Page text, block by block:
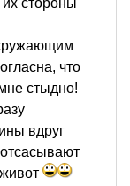
их стороны
что
стыдно!
вдруг